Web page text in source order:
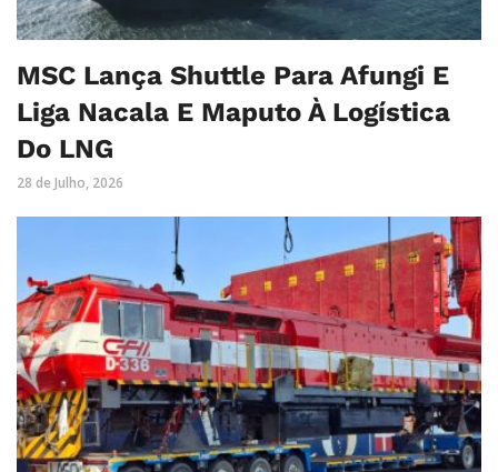
MSC Lança Shuttle Para Afungi E
Liga Nacala E Maputo À Logística
Do LNG
28 de Julho, 2026